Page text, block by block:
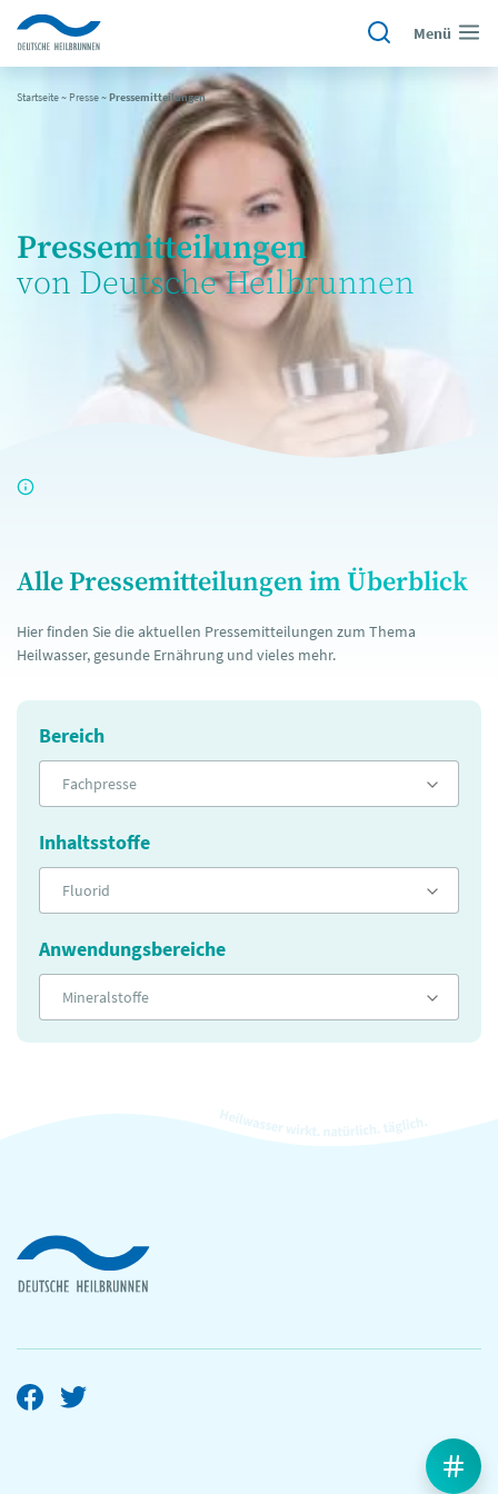
Menü
Startseite~ Presse~Pressemitteilungen
Pressemitteilungen
von Deutsche Heilbrunnen
Alle Pressemitteilungen im Überblick
Hier finden Sie die aktuellen Pressemitteilungen zum Thema
Heilwasser, gesunde Ernährung und vieles mehr.
Bereich
Fachpresse
Inhaltsstoffe
Fluorid
Anwendungsbereiche
Mineralstoffe